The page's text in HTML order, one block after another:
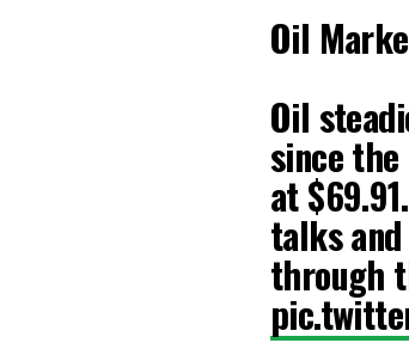
Oil
Oil
since
at
talks
through